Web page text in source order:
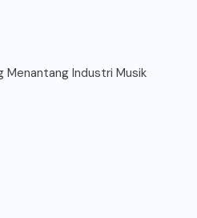
Menantang Industri Musik